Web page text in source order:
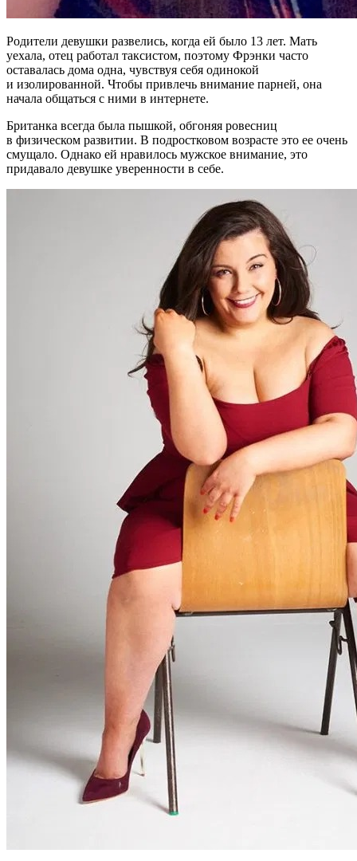
Родители девушки развелись, когда ей было 13 лет. Мать
уехала, отец работал таксистом, поэтому Фрэнки часто
оставалась дома одна, чувствуя себя одинокой
и изолированной. Чтобы привлечь внимание парней, она
начала общаться с ними в интернете.
Британка всегда была пышкой, обгоняя ровесниц
в физическом развитии. В подростковом возрасте это ее очень
смущало. Однако ей нравилось мужское внимание, это
придавало девушке уверенности в себе.